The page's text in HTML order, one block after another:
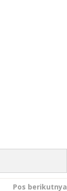
Pos berikutnya